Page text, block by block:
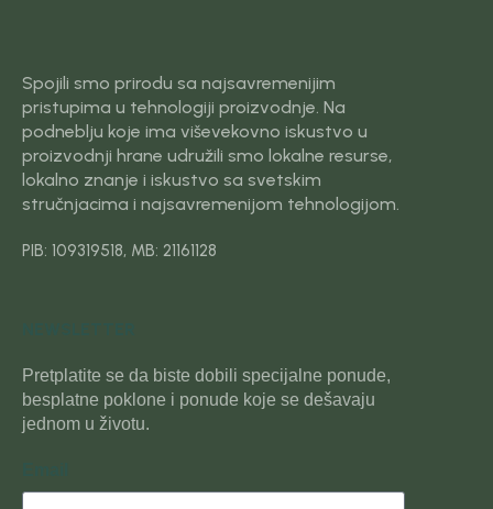
Spojili smo prirodu sa najsavremenijim
pristupima u tehnologiji proizvodnje. Na
podneblju koje ima viševekovno iskustvo u
proizvodnji hrane udružili smo lokalne resurse,
lokalno znanje i iskustvo sa svetskim
stručnjacima i najsavremenijom tehnologijom.
PIB: 109319518, MB: 21161128
Pretplatite se da biste dobili specijalne ponude,
besplatne poklone i ponude koje se dešavaju
jednom u životu.